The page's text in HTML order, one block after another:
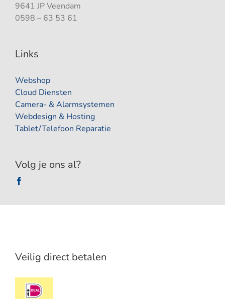
9641 JP Veendam
0598 – 63 53 61
Links
Webshop
Cloud Diensten
Camera- & Alarmsystemen
Webdesign & Hosting
Tablet/Telefoon Reparatie
Volg je ons al?
Veilig direct betalen